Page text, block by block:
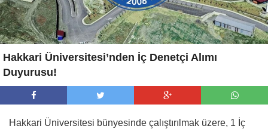
Hakkari Üniversitesi’nden İç Denetçi Alımı
Duyurusu!
Hakkari Üniversitesi bünyesinde çalıştırılmak üzere, 1 İç